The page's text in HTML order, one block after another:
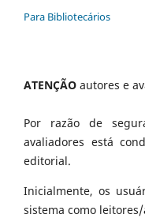
Para Bibliotecários
ATENÇÃO autores e
Por razão de
avaliadores está
editorial.
Inicialmente, os
sistema como leitores/